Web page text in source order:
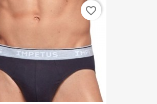
favorite_border